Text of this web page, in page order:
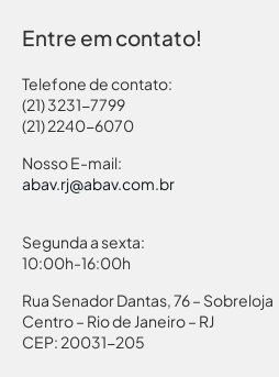
Entre em contato!
Telefone de contato:
(21) 3231-7799
(21) 2240-6070
Nosso E-mail:
abav.rj@abav.com.br
Segunda a sexta:
10:00h-16:00h
Rua Senador Dantas, 76 – Sobreloja
Centro – Rio de Janeiro – RJ
CEP: 20031-205